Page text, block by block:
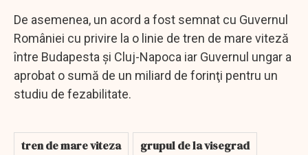
De asemenea, un acord a fost semnat cu Guvernul
României cu privire la o linie de tren de mare viteză
între Budapesta şi Cluj-Napoca iar Guvernul ungar a
aprobat o sumă de un miliard de forinţi pentru un
studiu de fezabilitate.
tren de mare viteza grupul de la visegrad